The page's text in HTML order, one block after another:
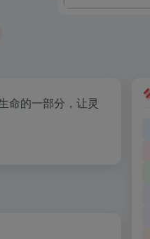
命的一部分，让灵